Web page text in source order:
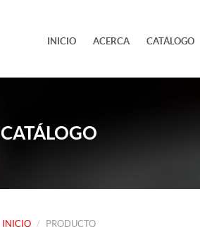
INICIO ACERCA CATÁLOGO
CATÁLOGO
INICIO PRODUCTO